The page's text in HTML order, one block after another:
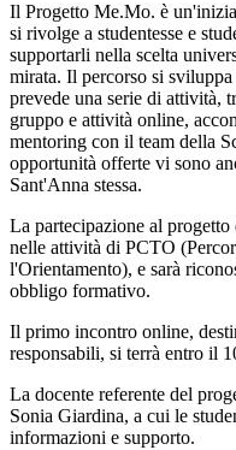
Il Progetto Me.Mo. è
si rivolge a studentesse e
supportarli nella scelta
mirata. Il percorso si
prevede una serie di attività,
gruppo e attività online,
mentoring con il team della
opportunità offerte vi sono
Sant'Anna stessa.
La partecipazione al progetto
nelle attività di PCTO
l'Orientamento), e sarà
obbligo formativo.
Il primo incontro online,
responsabili, si terrà entro il
La docente referente del
Sonia Giardina, a cui le
informazioni e supporto.